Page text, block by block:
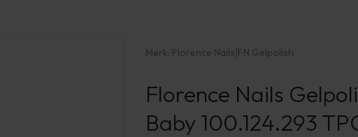
Merk: Florence Nails|FN Gelpolish
Florence Nails
Baby 100.124.293